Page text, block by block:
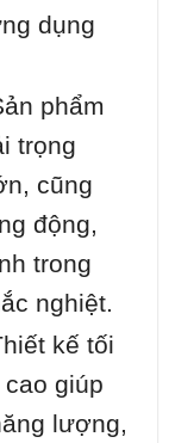
dụng
phẩm
trọng
cũng
động,
trong
nghiệt.
kế tối
giúp
lượng,